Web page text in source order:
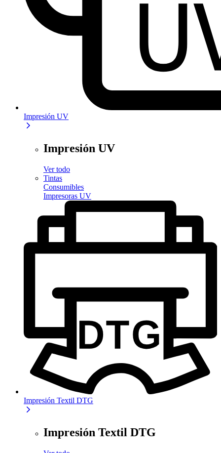
Impresión UV
Impresión UV
Ver todo
Tintas
Consumibles
Impresoras UV
Impresión Textil DTG
Impresión Textil DTG